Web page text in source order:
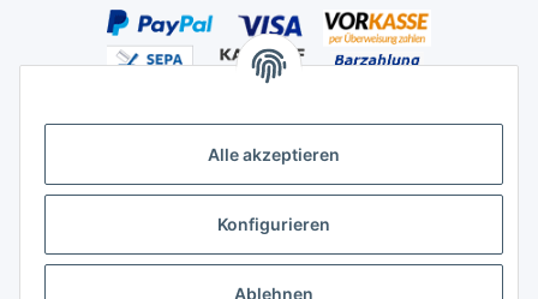
Alle akzeptieren
Konfigurieren
Ablehnen
Versandhandelsregister für Tierarzneimittel im Fernabsatz